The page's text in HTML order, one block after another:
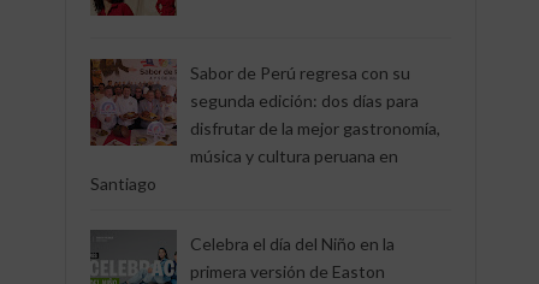
Sabor de Perú regresa con su
segunda edición: dos días para
disfrutar de la mejor gastronomía,
música y cultura peruana en
Santiago
Celebra el día del Niño en la
primera versión de Easton